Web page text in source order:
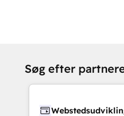
Søg efter